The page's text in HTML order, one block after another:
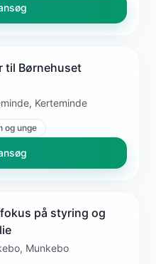
til Børnehuset
Kerteminde
og unge
på styring og
Munkebo